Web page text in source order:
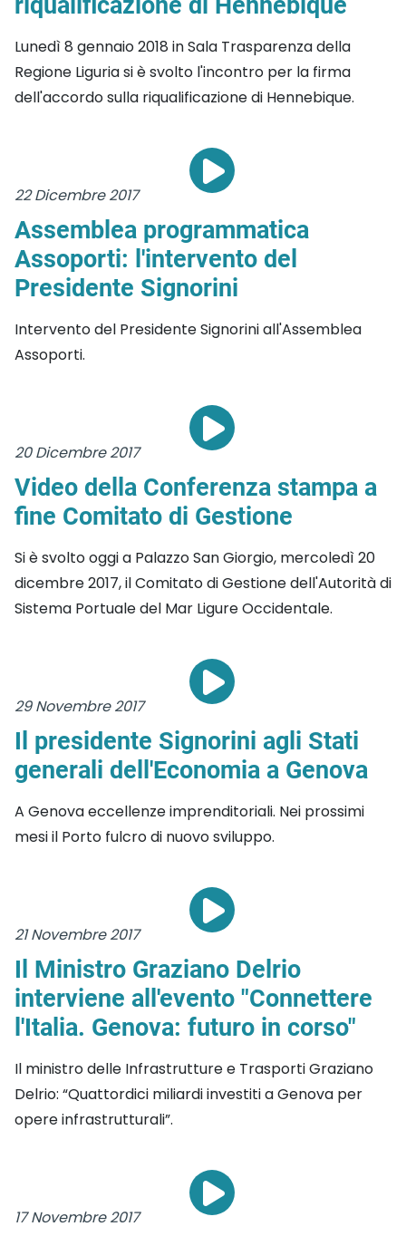
Lunedì 8 gennaio 2018 in Sala Trasparenza della
Regione Liguria si è svolto l'incontro per la firma
dell'accordo sulla riqualificazione di Hennebique.
22 Dicembre 2017
Assemblea programmatica
Assoporti: l'intervento del
Presidente Signorini
Intervento del Presidente Signorini all'Assemblea
Assoporti.
20 Dicembre 2017
Video della Conferenza stampa a
fine Comitato di Gestione
Si è svolto oggi a Palazzo San Giorgio, mercoledì 20
dicembre 2017, il Comitato di Gestione dell'Autorità di
Sistema Portuale del Mar Ligure Occidentale.
29 Novembre 2017
Il presidente Signorini agli Stati
generali dell'Economia a Genova
A Genova eccellenze imprenditoriali. Nei prossimi
mesi il Porto fulcro di nuovo sviluppo.
21 Novembre 2017
Il Ministro Graziano Delrio
interviene all'evento "Connettere
l'Italia. Genova: futuro in corso"
Il ministro delle Infrastrutture e Trasporti Graziano
Delrio: “Quattordici miliardi investiti a Genova per
opere infrastrutturali”.
17 Novembre 2017